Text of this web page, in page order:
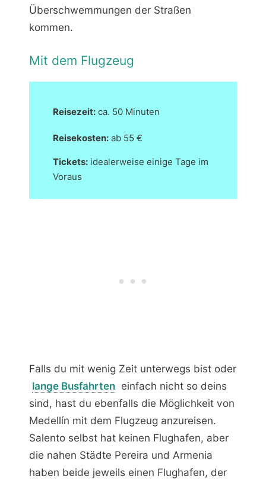
Überschwemmungen der Straßen
kommen.
Mit dem Flugzeug
Reisezeit: ca. 50 Minuten
Reisekosten: ab 55 €
Tickets: idealerweise einige Tage im
Voraus
Falls du mit wenig Zeit unterwegs bist oder
lange Busfahrten einfach nicht so deins
sind, hast du ebenfalls die Möglichkeit von
Medellín mit dem Flugzeug anzureisen.
Salento selbst hat keinen Flughafen, aber
die nahen Städte Pereira und Armenia
haben beide jeweils einen Flughafen, der